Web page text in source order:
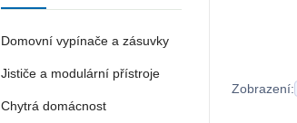
Zobrazení:
Domovní vypínače a zásuvky
Jističe a modulární přístroje
Chytrá domácnost